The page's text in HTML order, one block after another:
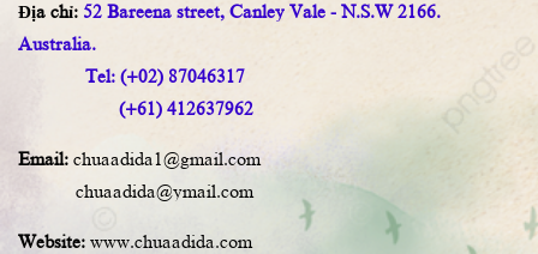
Địa chỉ: 52 Bareena street, Canley Vale - N.S.W 2166.
Australia.
Tel: (+02) 87046317
(+61) 412637962
Email: chuaadida1@gmail.com
chuaadida@ymail.com
Website: www.chuaadida.com